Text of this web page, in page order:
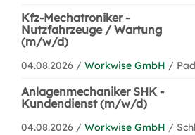
Kfz-Mechatroniker -
Nutzfahrzeuge / Wartung
(m/w/d)
04.08.2026 / Workwise GmbH /
Anlagenmechaniker SHK -
Kundendienst (m/w/d)
04.08.2026 / Workwise GmbH /